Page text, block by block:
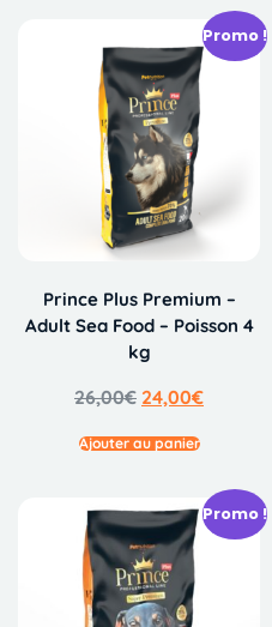
Promo !
Prince Plus Premium –
Adult Sea Food – Poisson 4
kg
26,00€ 24,00€
Ajouter au panier
Promo !